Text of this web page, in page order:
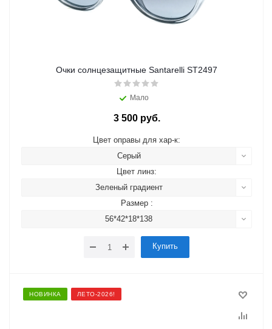
Очки солнцезащитные Santarelli ST2497
Мало
3 500 руб.
Цвет оправы для хар-к:
Серый
Цвет линз:
Зеленый градиент
Размер :
56*42*18*138
Купить
НОВИНКА ЛЕТО-2026!